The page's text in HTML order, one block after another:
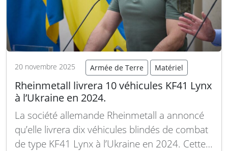
20 novembre 2025 Armée de Terre Matériel
Rheinmetall livrera 10 véhicules KF41 Lynx
à l’Ukraine en 2024.
La société allemande Rheinmetall a annoncé
qu’elle livrera dix véhicules blindés de combat
de type KF41 Lynx à l’Ukraine en 2024. Cette